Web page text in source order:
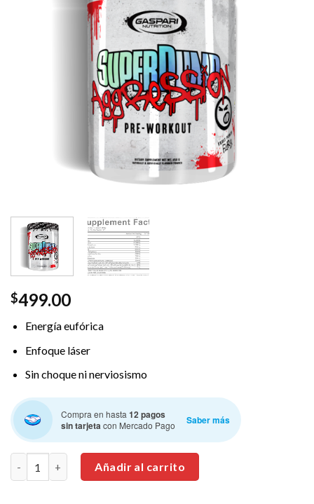
$499.00
Energía eufórica
Enfoque láser
Sin choque ni nerviosismo
Compra en hasta 12 pagos
sin tarjetacon Mercado Pago Saber más
Añadir al carrito